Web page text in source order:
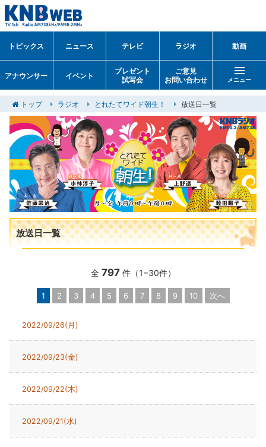
トピックス ニュース テレビ ラジオ 動画
アナウンサー イベント
プレゼント
試写会
ご意見
お問い合わせ
メニュー
トップ ラジオ とれたてワイド朝生！ 放送日一覧
放送日一覧
全 797 件（1−30件）
1 2 3 4 5 6 7 8 9 10 次へ
2022/09/26(月)
2022/09/23(金)
2022/09/22(木)
2022/09/21(水)